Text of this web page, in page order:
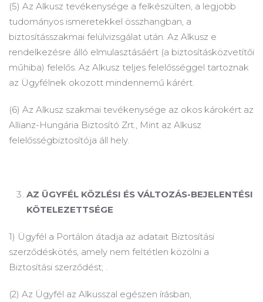
(5) Az Alkusz tevékenysége a felkészülten, a legjobb
tudományos ismeretekkel összhangban, a
biztosításszakmai felülvizsgálat után. Az Alkusz e
rendelkezésre álló elmulasztásáért (a biztosításközvetítői
műhiba) felelős. Az Alkusz teljes felelősséggel tartoznak
az Ügyfélnek okozott mindennemű kárért.
(6) Az Alkusz szakmai tevékenysége az okos károkért az
Allianz-Hungária Biztosító Zrt., Mint az Alkusz
felelősségbiztosítója áll hely.
AZ ÜGYFÉL KÖZLÉSI ÉS VÁLTOZÁS-BEJELENTÉSI
KÖTELEZETTSÉGE
1) Ügyfél a Portálon átadja az adatait Biztosítási
szerződéskötés, amely nem feltétlen közölni a
Biztosítási szerződést; .
(2) Az Ügyfél az Alkusszal egészen írásban,